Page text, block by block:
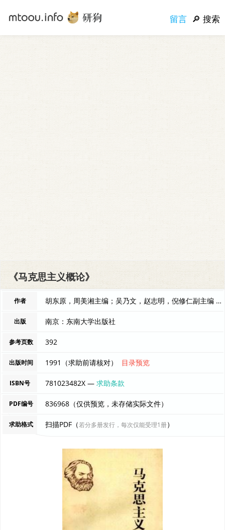
留言 搜索
《马克思主义概论》
作者 胡东原，周美湘主编；吴乃文，赵志明，倪修仁副主编 编者
出版 南京：东南大学出版社
参考页数 392
出版时间 1991（求助前请核对） 目录预览
ISBN号 781023482X —求助条款
PDF编号 836968（仅供预览，未存储实际文件）
求助格式 扫描PDF（若分多册发行，每次仅能受理1册）